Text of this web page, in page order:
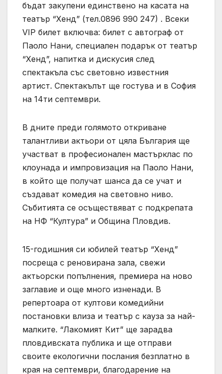
бъдат закупени единствено на касата на
театър “Хенд” (тел.0896 990 247) . Всеки
VIP билет включва: билет с автограф от
Паоло Нани, специален подарък от театър
“Хенд”, напитка и дискусия след
спектакъла със световно известния
артист. Спектакълът ще гостува и в София
на 14ти септември.
В дните преди голямото откриване
талантливи актьори от цяла България ще
участват в професионален мастърклас по
клоунада и импровизация на Паоло Нани,
в който ще получат шанса да се учат и
създават комедия на световно ниво.
Събитията се осъществяват с подкрепата
на НФ “Култура” и Община Пловдив.
15-годишния си юбилей театър “Хенд”
посреща с реновирана зала, свежи
актьорски попълнения, премиера на ново
заглавие и още много изненади. В
репертоара от култови комедийни
постановки влиза и театър с кауза за най-
малките. “Лакомият Кит” ще зарадва
пловдивската публика и ще отправи
своите екологични послания безплатно в
края на септември, благодарение на